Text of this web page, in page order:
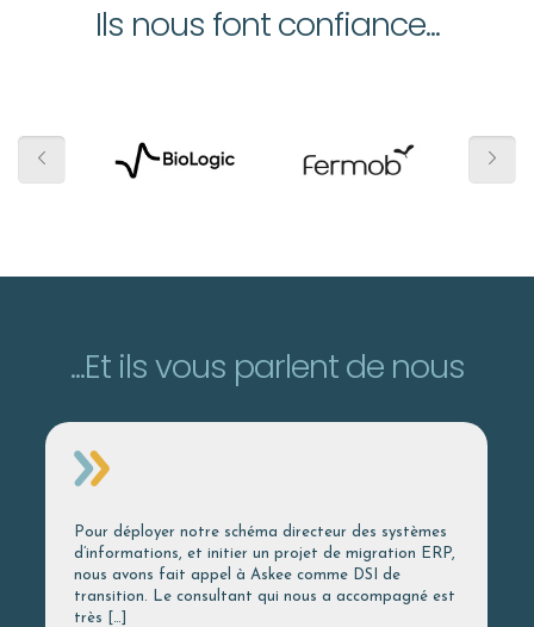
Ils nous font confiance...
...Et ils vous parlent de nous
Pour déployer notre schéma directeur des systèmes
d’informations, et initier un projet de migration ERP,
nous avons fait appel à Askee comme DSI de
transition. Le consultant qui nous a accompagné est
très
[…]